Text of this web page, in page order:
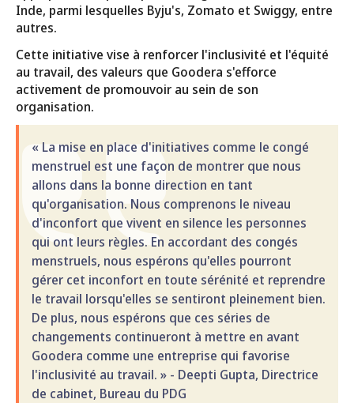
Inde, parmi lesquelles Byju's, Zomato et Swiggy, entre
autres.
Cette initiative vise à renforcer l'inclusivité et l'équité
au travail, des valeurs que Goodera s'efforce
activement de promouvoir au sein de son
organisation.
« La mise en place d'initiatives comme le congé
menstruel est une façon de montrer que nous
allons dans la bonne direction en tant
qu'organisation. Nous comprenons le niveau
d'inconfort que vivent en silence les personnes
qui ont leurs règles. En accordant des congés
menstruels, nous espérons qu'elles pourront
gérer cet inconfort en toute sérénité et reprendre
le travail lorsqu'elles se sentiront pleinement bien.
De plus, nous espérons que ces séries de
changements continueront à mettre en avant
Goodera comme une entreprise qui favorise
l'inclusivité au travail. » - Deepti Gupta, Directrice
de cabinet, Bureau du PDG